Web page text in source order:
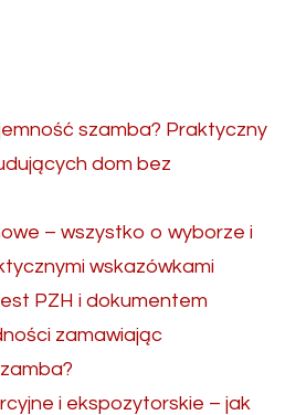
szamba? Praktyczny
dom bez
– wszystko o wyborze i
wskazówkami
PZH i dokumentem
zamawiając
i ekspozytorskie – jak